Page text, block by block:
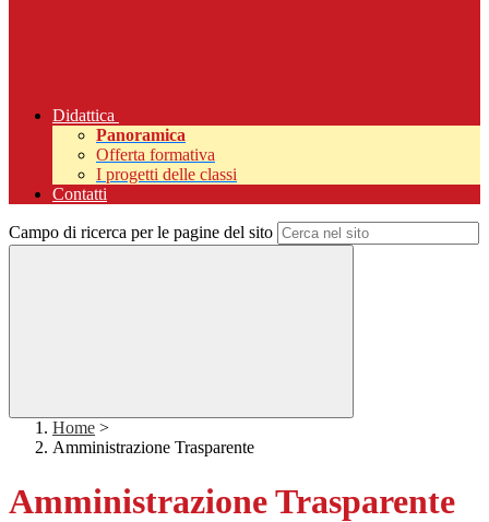
Didattica
Panoramica
Offerta formativa
I progetti delle classi
Contatti
Campo di ricerca per le pagine del sito
Home >
Amministrazione Trasparente
Amministrazione Trasparente